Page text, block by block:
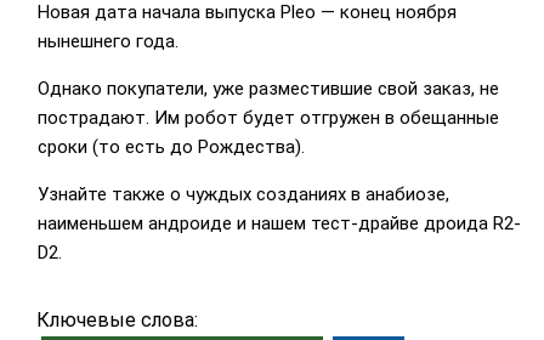
Новая дата начала выпуска Pleo — конец ноября
нынешнего года.
Однако покупатели, уже разместившие свой заказ, не
пострадают. Им робот будет отгружен в обещанные
сроки (то есть до Рождества).
Узнайте также о чуждых созданиях в анабиозе,
наименьшем андроиде и нашем тест-драйве дроида R2-
D2.
Ключевые слова: